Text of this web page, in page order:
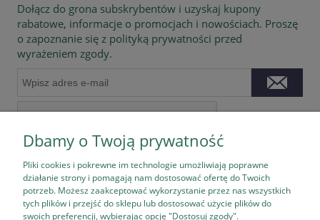
Dołącz do grona subskrybentów i uzyskaj kupony
rabatowe, informacje o promocjach i nowościach. Proszę
o zapoznanie się z polityką prywatności przed
wyrażeniem zgody.
Pomoc
Dbamy o Twoją prywatność
Pliki cookies i pokrewne im technologie umożliwiają poprawne
działanie strony i pomagają nam dostosować ofertę do Twoich
potrzeb. Możesz zaakceptować wykorzystanie przez nas wszystkich
tych plików i przejść do sklepu lub dostosować użycie plików do
swoich preferencji, wybierając opcję "Dostosuj zgody".